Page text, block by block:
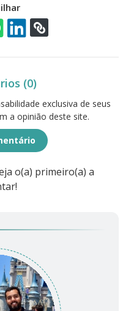
(0)
exclusiva de seus
a opinião deste site.
o(a) primeiro(a) a